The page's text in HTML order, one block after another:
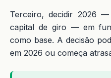
Terceiro, decidir 2026
capital de giro — em
como base. A decisão
em 2026 ou começa